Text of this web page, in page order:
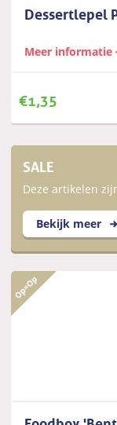
Dessertlepel
Meer informatie
€1,35
SALE
Deze artikelen
Bekijk meer